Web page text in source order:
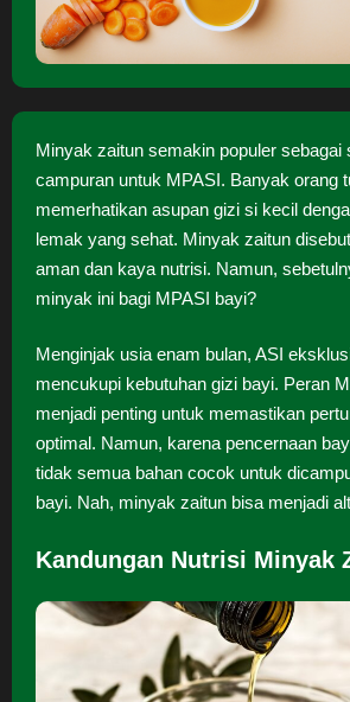
Minyak zaitun semakin populer sebagai
campuran untuk MPASI. Banyak orang
memerhatikan asupan gizi si kecil
lemak yang sehat. Minyak zaitun
aman dan kaya nutrisi. Namun,
minyak ini bagi MPASI bayi?
Menginjak usia enam bulan, ASI
mencukupi kebutuhan gizi bayi. Peran
menjadi penting untuk memastikan
optimal. Namun, karena pencernaan
tidak semua bahan cocok untuk
bayi. Nah, minyak zaitun bisa menjadi
Kandungan Nutrisi Minyak